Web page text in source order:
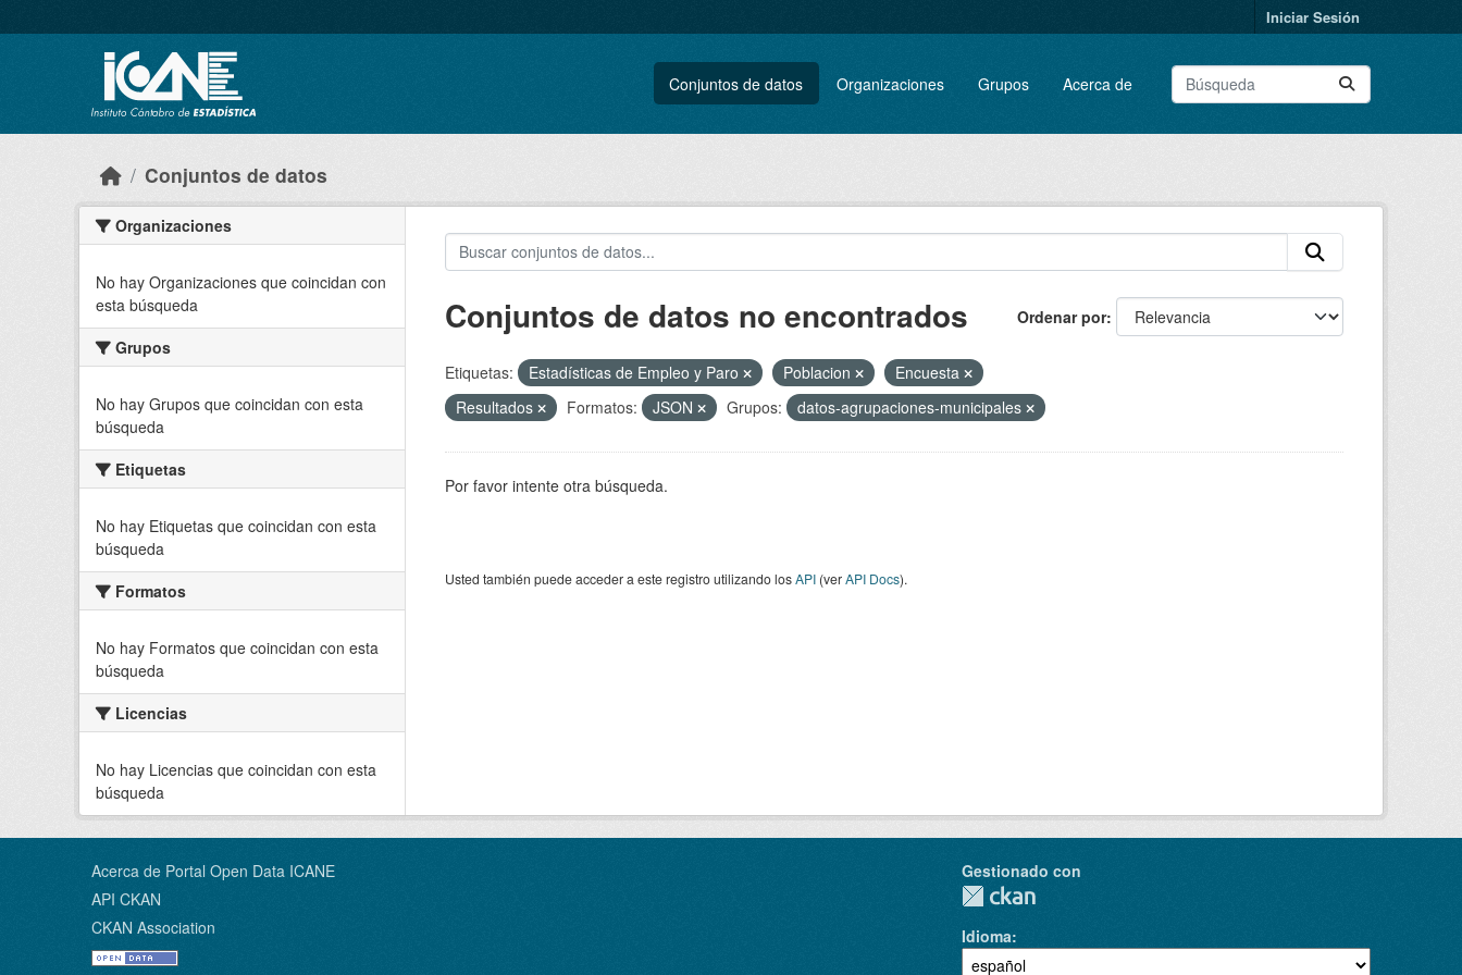
Iniciar Sesión
Conjuntos de datos Organizaciones Grupos Acerca de
Conjuntos de datos
Organizaciones
No hay Organizaciones que coincidan con
esta búsqueda
Grupos
No hay Grupos que coincidan con esta
búsqueda
Etiquetas
No hay Etiquetas que coincidan con esta
búsqueda
Formatos
No hay Formatos que coincidan con esta
búsqueda
Licencias
No hay Licencias que coincidan con esta
búsqueda
Ordenar por
Conjuntos de datos no encontrados
Etiquetas: Estadísticas de Empleo y Paro Poblacion
Encuesta
Resultados
Formatos: JSON Grupos: datos-agrupaciones-municipales
Por favor intente otra búsqueda.
Usted también puede acceder a este registro utilizando losAPI(verAPI Docs).
Acerca de Portal Open Data ICANE
API CKAN
CKAN Association
Gestionado con
Idioma